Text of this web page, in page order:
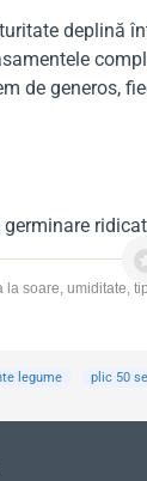
deplină
de generos,
soare,
legume plic 50